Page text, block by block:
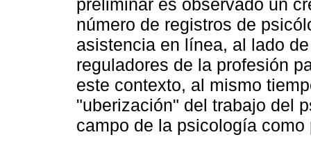
preliminar es observado un
número de registros de
asistencia en línea, al lado
reguladores de la profesión
este contexto, al mismo
"uberización" del trabajo del
campo de la psicología como